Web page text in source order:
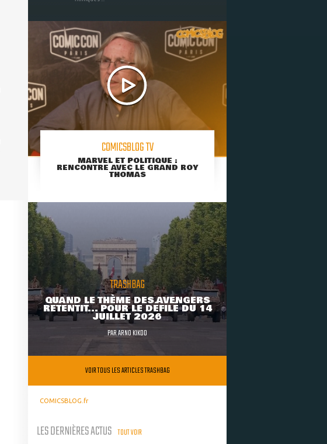
COMICSBLOG TV
MARVEL ET POLITIQUE :
RENCONTRE AVEC LE GRAND ROY
THOMAS
TRASHBAG
QUAND LE THÈME DES AVENGERS
RETENTIT... POUR LE DÉFILÉ DU 14
JUILLET 2026
PARARNO KIKOO
VOIR TOUS LES ARTICLES TRASHBAG
COMICSBLOG.fr
LES DERNIÈRES ACTUS TOUT VOIR